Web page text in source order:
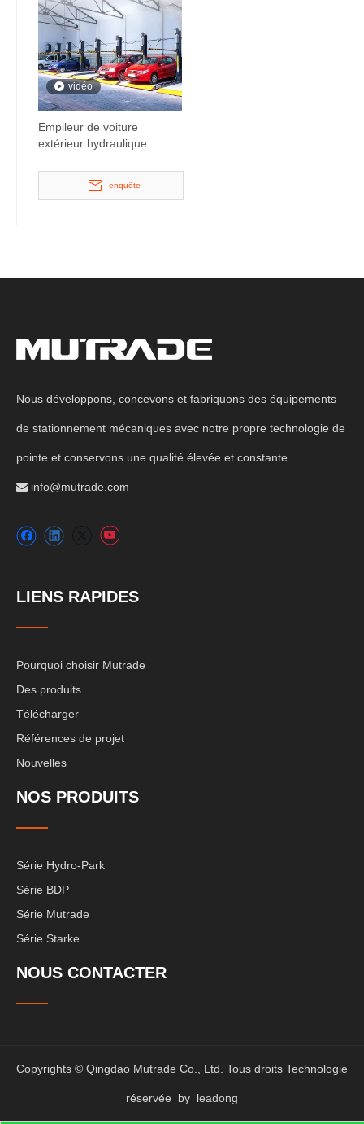
vidéo
Empileur de voiture
extérieur hydraulique
enquête
Nous développons, concevons et fabriquons des équipements
de stationnement mécaniques avec notre propre technologie de
pointe et conservons une qualité élevée et constante.
 info@mutrade.com
LIENS RAPIDES
Pourquoi choisir Mutrade
Des produits
Télécharger
Références de projet
Nouvelles
NOS PRODUITS
Série Hydro-Park
Série BDP
Série Mutrade
Série Starke
NOUS CONTACTER
Copyrights © Qingdao Mutrade Co., Ltd. Tous droits Technologie
réservée by leadong